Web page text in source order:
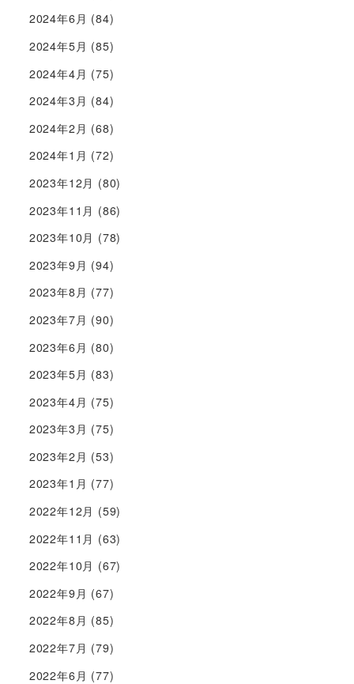
2024年6月 (84)
2024年5月 (85)
2024年4月 (75)
2024年3月 (84)
2024年2月 (68)
2024年1月 (72)
2023年12月 (80)
2023年11月 (86)
2023年10月 (78)
2023年9月 (94)
2023年8月 (77)
2023年7月 (90)
2023年6月 (80)
2023年5月 (83)
2023年4月 (75)
2023年3月 (75)
2023年2月 (53)
2023年1月 (77)
2022年12月 (59)
2022年11月 (63)
2022年10月 (67)
2022年9月 (67)
2022年8月 (85)
2022年7月 (79)
2022年6月 (77)